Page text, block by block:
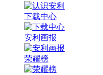
下载中心
安利画报
荣耀榜